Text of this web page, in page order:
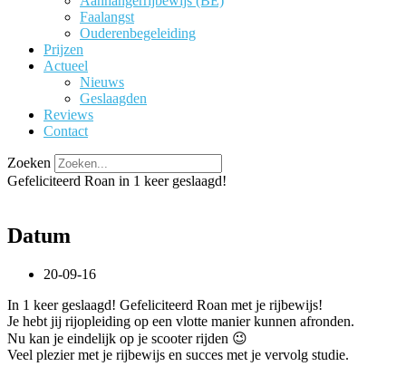
Faalangst
Ouderenbegeleiding
Prijzen
Actueel
Nieuws
Geslaagden
Reviews
Contact
Zoeken
Gefeliciteerd Roan in 1 keer geslaagd!
Datum
20-09-16
In 1 keer geslaagd! Gefeliciteerd Roan met je rijbewijs!
Je hebt jij rijopleiding op een vlotte manier kunnen afronden.
Nu kan je eindelijk op je scooter rijden 😉
Veel plezier met je rijbewijs en succes met je vervolg studie.